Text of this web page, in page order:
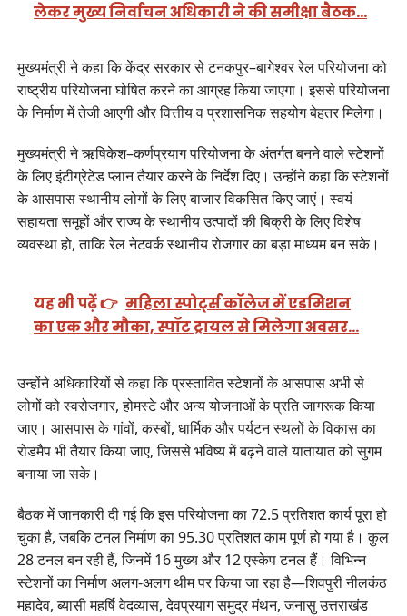
लेकर मुख्य निर्वाचन अधिकारी ने की समीक्षा बैठक…
मुख्यमंत्री ने कहा कि केंद्र सरकार से टनकपुर–बागेश्वर रेल परियोजना को
राष्ट्रीय परियोजना घोषित करने का आग्रह किया जाएगा। इससे परियोजना
के निर्माण में तेजी आएगी और वित्तीय व प्रशासनिक सहयोग बेहतर मिलेगा।
मुख्यमंत्री ने ऋषिकेश–कर्णप्रयाग परियोजना के अंतर्गत बनने वाले स्टेशनों
के लिए इंटीग्रेटेड प्लान तैयार करने के निर्देश दिए। उन्होंने कहा कि स्टेशनों
के आसपास स्थानीय लोगों के लिए बाजार विकसित किए जाएं। स्वयं
सहायता समूहों और राज्य के स्थानीय उत्पादों की बिक्री के लिए विशेष
व्यवस्था हो, ताकि रेल नेटवर्क स्थानीय रोजगार का बड़ा माध्यम बन सके।
यह भी पढ़ें 👉 महिला स्पोर्ट्स कॉलेज में एडमिशन
का एक और मौका, स्पॉट ट्रायल से मिलेगा अवसर…
उन्होंने अधिकारियों से कहा कि प्रस्तावित स्टेशनों के आसपास अभी से
लोगों को स्वरोजगार, होमस्टे और अन्य योजनाओं के प्रति जागरूक किया
जाए। आसपास के गांवों, कस्बों, धार्मिक और पर्यटन स्थलों के विकास का
रोडमैप भी तैयार किया जाए, जिससे भविष्य में बढ़ने वाले यातायात को सुगम
बनाया जा सके।
बैठक में जानकारी दी गई कि इस परियोजना का 72.5 प्रतिशत कार्य पूरा हो
चुका है, जबकि टनल निर्माण का 95.30 प्रतिशत काम पूर्ण हो गया है। कुल
28 टनल बन रही हैं, जिनमें 16 मुख्य और 12 एस्केप टनल हैं। विभिन्न
स्टेशनों का निर्माण अलग-अलग थीम पर किया जा रहा है—शिवपुरी नीलकंठ
महादेव, ब्यासी महर्षि वेदव्यास, देवप्रयाग समुद्र मंथन, जनासु उत्तराखंड